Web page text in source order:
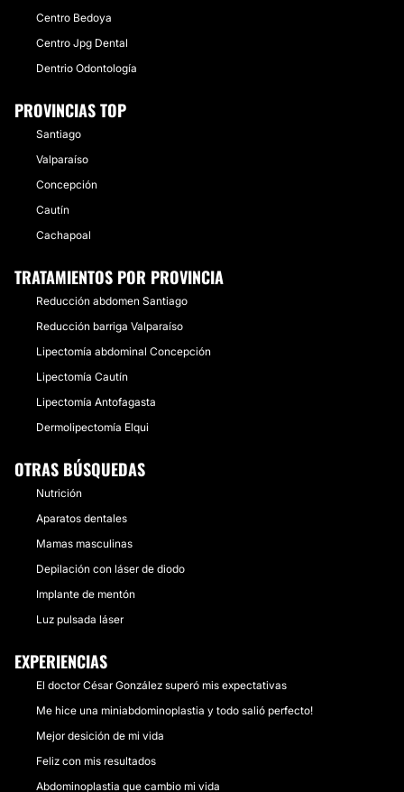
Centro Bedoya
Centro Jpg Dental
Dentrio Odontología
PROVINCIAS TOP
Santiago
Valparaíso
Concepción
Cautín
Cachapoal
TRATAMIENTOS POR PROVINCIA
Reducción abdomen Santiago
Reducción barriga Valparaíso
Lipectomía abdominal Concepción
Lipectomía Cautín
Lipectomía Antofagasta
Dermolipectomía Elqui
OTRAS BÚSQUEDAS
Nutrición
Aparatos dentales
Mamas masculinas
Depilación con láser de diodo
Implante de mentón
Luz pulsada láser
EXPERIENCIAS
El doctor César González superó mis expectativas
Me hice una miniabdominoplastia y todo salió perfecto!
Mejor desición de mi vida
Feliz con mis resultados
Abdominoplastia que cambio mi vida